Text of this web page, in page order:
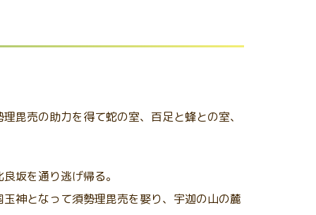
理毘売の助力を得て蛇の室、百足と蜂との室、
坂を通り逃げ帰る。
神となって須勢理毘売を娶り、宇迦の山の麓